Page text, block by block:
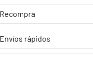
Recompra
Envíos rápidos